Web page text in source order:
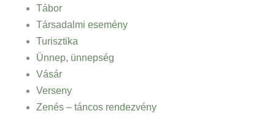
Tábor
Társadalmi esemény
Turisztika
Ünnep, ünnepség
Vásár
Verseny
Zenés – táncos rendezvény